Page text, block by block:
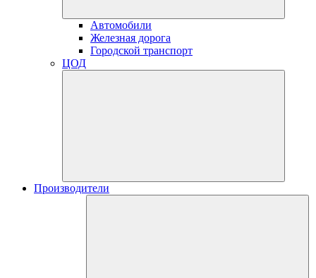
Автомобили
Железная дорога
Городской транспорт
ЦОД
Производители